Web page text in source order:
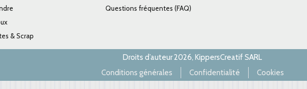
& Scrap
Questions fréquentes (FAQ)
Droits d’auteur 2026, KippersCreatif SARL
Conditions générales
Confidentialité Cookies